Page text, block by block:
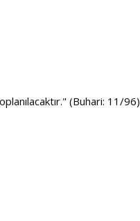
(Buhari: 11/96)